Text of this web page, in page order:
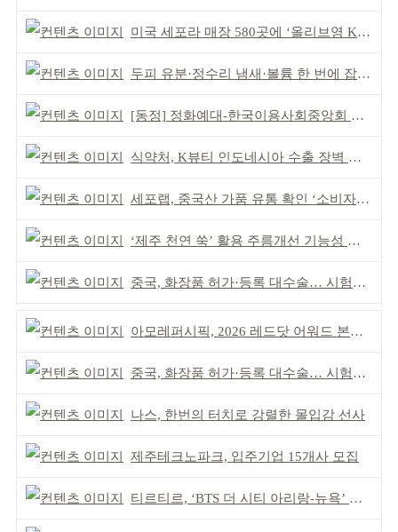
미국 세포라 매장 580곳에 ‘올리브영 K뷰티에딧’ 론칭
두피 유분·정수리 냄새·볼륨 한 번에 잡는다
[동정] 정화예대-한국이용사회중앙회 업무협약
식약처, K뷰티 인도네시아 수출 장벽 완화 성과
세포랩, 중국산 가품 유통 확인 ‘소비자 주의’ 당부
‘제주 천연 쑥’ 활용 주름개선 기능성 식약처 심사 통과
중국, 화장품 허가·등록 대수술… 시험자료 공용 허용
아모레퍼시픽, 2026 레드닷 어워드 본상 2개 수상
중국, 화장품 허가·등록 대수술… 시험자료 공용 허용
나스, 한번의 터치로 강렬한 몰입감 선사
제주테크노파크, 입주기업 15개사 모집
티르티르, ‘BTS 더 시티 아리랑-뉴욕’ 참여